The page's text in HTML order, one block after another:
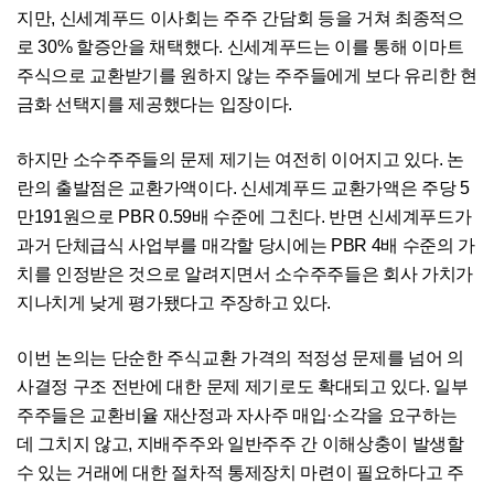
지만, 신세계푸드 이사회는 주주 간담회 등을 거쳐 최종적으
로 30% 할증안을 채택했다. 신세계푸드는 이를 통해 이마트
주식으로 교환받기를 원하지 않는 주주들에게 보다 유리한 현
금화 선택지를 제공했다는 입장이다.
하지만 소수주주들의 문제 제기는 여전히 이어지고 있다. 논
란의 출발점은 교환가액이다. 신세계푸드 교환가액은 주당 5
만191원으로 PBR 0.59배 수준에 그친다. 반면 신세계푸드가
과거 단체급식 사업부를 매각할 당시에는 PBR 4배 수준의 가
치를 인정받은 것으로 알려지면서 소수주주들은 회사 가치가
지나치게 낮게 평가됐다고 주장하고 있다.
이번 논의는 단순한 주식교환 가격의 적정성 문제를 넘어 의
사결정 구조 전반에 대한 문제 제기로도 확대되고 있다. 일부
주주들은 교환비율 재산정과 자사주 매입·소각을 요구하는
데 그치지 않고, 지배주주와 일반주주 간 이해상충이 발생할
수 있는 거래에 대한 절차적 통제장치 마련이 필요하다고 주